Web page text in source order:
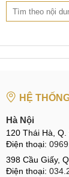
HỆ
Hà Nội
120 Thái Hà,
Điện thoại:
398 Cầu Giấy,
Điện thoại: